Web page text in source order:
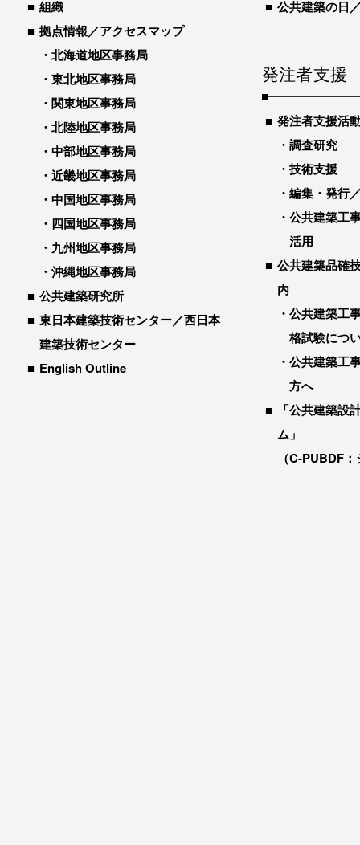
組織
拠点情報／アクセスマップ
北海道地区事務局
東北地区事務局
関東地区事務局
北陸地区事務局
中部地区事務局
近畿地区事務局
中国地区事務局
四国地区事務局
九州地区事務局
沖縄地区事務局
公共建築研究所
東日本建築技術センター／西日本
建築技術センター
English Outline
公共建築の日
発注者支援
発注者支援活
調査研究
技術支援
編集・発行
公共建築工
活用
公共建築品確
内
公共建築工
格試験につ
公共建築工
方へ
「公共建築設
ム」
（C-PUBDF